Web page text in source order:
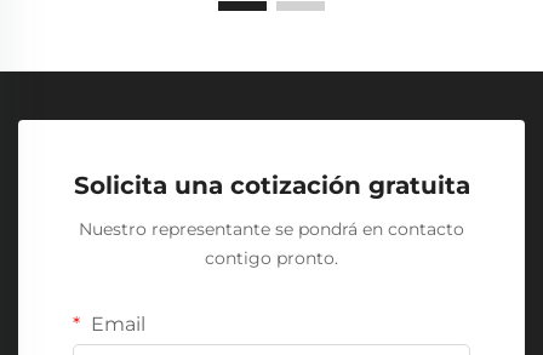
Solicita una cotización gratuita
Nuestro representante se pondrá en contacto
contigo pronto.
Email